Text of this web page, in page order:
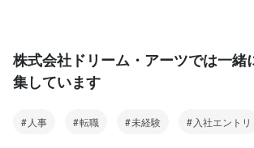
株式会社ドリーム・アーツでは一緒
集しています
人事 転職 未経験 入社エントリ